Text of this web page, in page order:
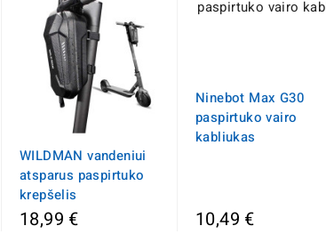
WILDMAN vandeniui
atsparus paspirtuko
krepšelis
18,99 €
Ninebot Max G30
paspirtuko vairo
kabliukas
10,49 €